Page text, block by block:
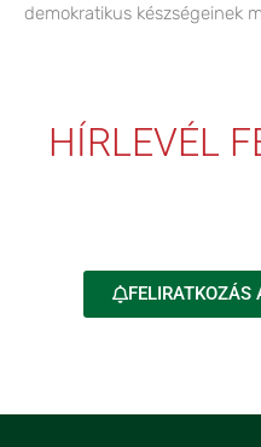
demokratikus készségeinek
HÍRLEVÉL
FELIRATKOZÁS